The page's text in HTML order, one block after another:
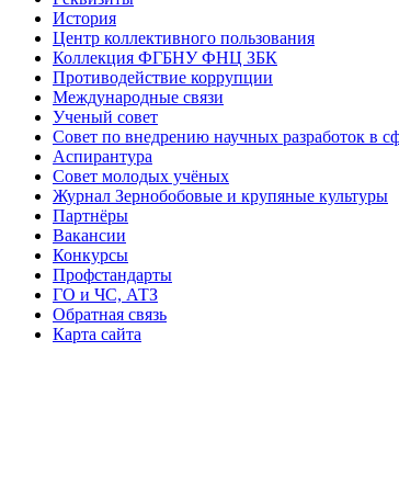
История
Центр коллективного пользования
Коллекция ФГБНУ ФНЦ ЗБК
Противодействие коррупции
Международные связи
Ученый совет
Совет по внедрению научных разработок в
Аспирантура
Совет молодых учёных
Журнал Зернобобовые и крупяные культуры
Партнёры
Вакансии
Конкурсы
Профстандарты
ГО и ЧС, АТЗ
Обратная связь
Карта сайта